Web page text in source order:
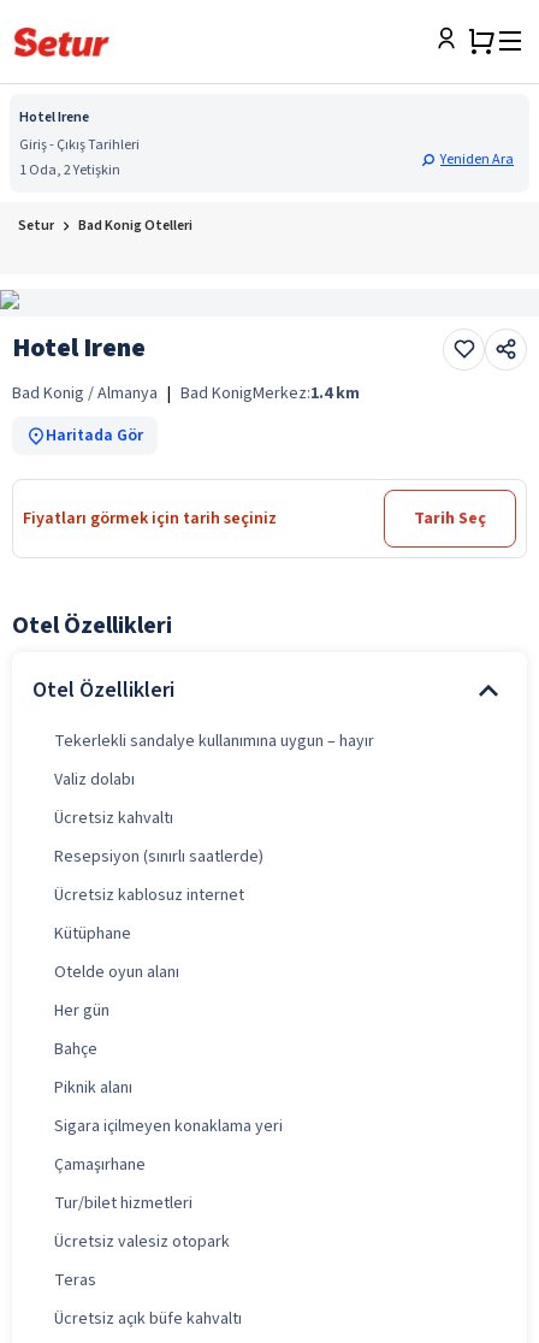
Hotel Irene
Giriş - Çıkış Tarihleri
1 Oda, 2 Yetişkin
Yeniden Ara
Setur Bad Konig Otelleri
Hotel Irene
Bad Konig / Almanya | Bad KonigMerkez:1.4 km
Haritada Gör
Fiyatları görmek için tarih seçiniz Tarih Seç
Otel Özellikleri
Otel Özellikleri
Tekerlekli sandalye kullanımına uygun – hayır
Valiz dolabı
Ücretsiz kahvaltı
Resepsiyon (sınırlı saatlerde)
Ücretsiz kablosuz internet
Kütüphane
Otelde oyun alanı
Her gün
Bahçe
Piknik alanı
Sigara içilmeyen konaklama yeri
Çamaşırhane
Tur/bilet hizmetleri
Ücretsiz valesiz otopark
Teras
Ücretsiz açık büfe kahvaltı